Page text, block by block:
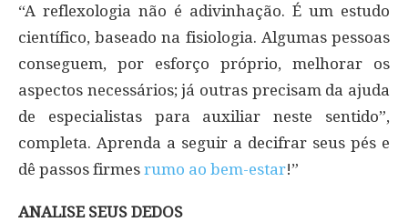
“A reflexologia não é adivinhação. É um estudo
científico, baseado na fisiologia. Algumas pessoas
conseguem, por esforço próprio, melhorar os
aspectos necessários; já outras precisam da ajuda
de especialistas para auxiliar neste sentido”,
completa. Aprenda a seguir a decifrar seus pés e
dê passos firmes rumo ao bem-estar!”
ANALISE SEUS DEDOS